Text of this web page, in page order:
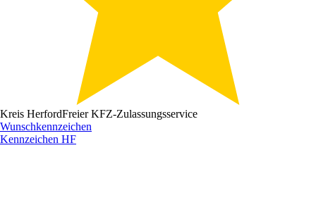
Kreis HerfordFreier KFZ-Zulassungsservice
Wunschkennzeichen
Kennzeichen HF